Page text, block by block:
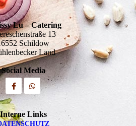
Lu – Catering
13
Schildow
Land
Social Media
Interne Links